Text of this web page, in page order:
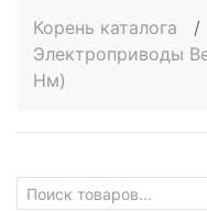
Корень каталога /
Электроприводы
Нм)